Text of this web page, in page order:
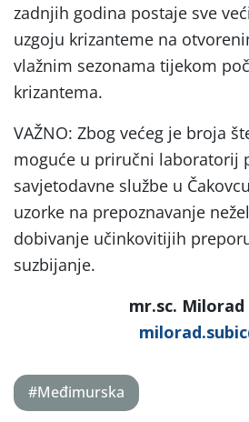
zadnjih godina postaje sve
uzgoju krizanteme na
vlažnim sezonama tijekom
krizantema.
VAŽNO: Zbog većeg je broja
moguće u priručni laboratorij
savjetodavne službe u
uzorke na prepoznavanje
dobivanje učinkovitijih
suzbijanje.
mr.sc. Milorad
#Međimurska